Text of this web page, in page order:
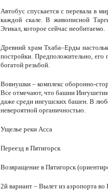
Автобус спускается с перевала в
каждой скале. В живописной
Эгикал, которое сейчас необитаемо.
Древний храм Тхаба–Ерды
постройки. Предположительно,
богатой резьбой.
Вовнушки– комплекс оборонно-
Все отмечают, что башни
даже среди ингушских башен. В
невероятной органичностью.
Ущелье реки Асса
Переезд в Пятигорск
Возвращение в Пятигорск
2й вариант – Вылет из аэропорта во